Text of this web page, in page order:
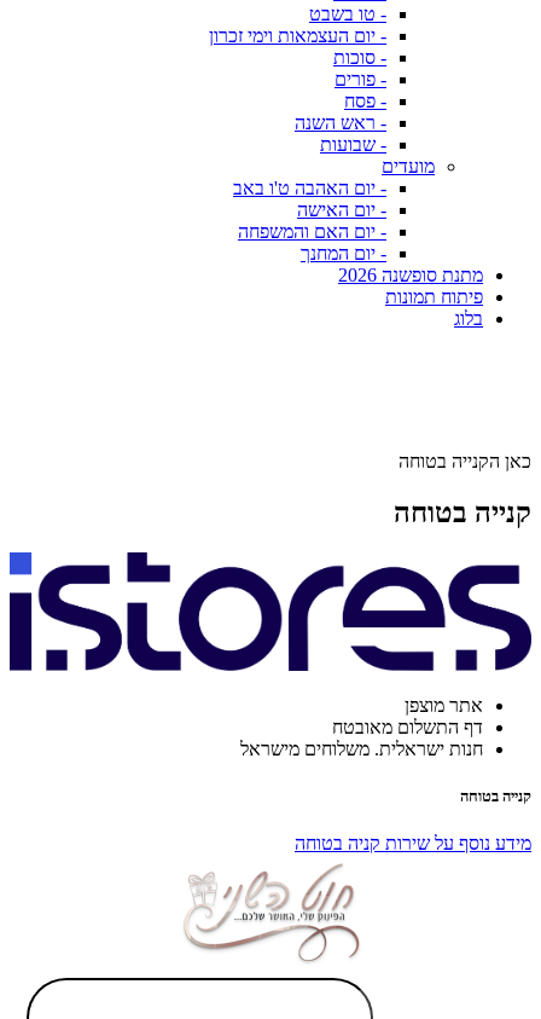
- טו בשבט
- יום העצמאות וימי זכרון
- סוכות
- פורים
- פסח
- ראש השנה
- שבועות
מועדים
- יום האהבה ט'ו באב
- יום האישה
- יום האם והמשפחה
- יום המחנך
מתנת סופשנה 2026
פיתוח תמונות
בלוג
כאן הקנייה בטוחה
קנייה בטוחה
אתר מוצפן
דף התשלום מאובטח
חנות ישראלית. משלוחים מישראל
קנייה בטוחה
מידע נוסף על שירות קניה בטוחה